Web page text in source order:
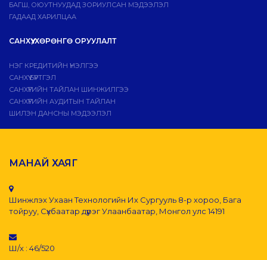
БАГШ, ОЮУТНУУДАД ЗОРИУЛСАН МЭДЭЭЛЭЛ
ГАДААД ХАРИЛЦАА
САНХҮҮ, ХӨРӨНГӨ ОРУУЛАЛТ
НЭГ КРЕДИТИЙН ҮНЭЛГЭЭ
САНХҮҮ БҮРТГЭЛ
САНХҮҮГИЙН ТАЙЛАН ШИНЖИЛГЭЭ
САНХҮҮГИЙН АУДИТЫН ТАЙЛАН
ШИЛЭН ДАНСНЫ МЭДЭЭЛЭЛ
МАНАЙ ХАЯГ
Шинжлэх Ухаан Технологийн Их Сургууль 8-р хороо, Бага
тойруу, Сүхбаатар дүүрэг Улаанбаатар, Монгол улс 14191
Ш/х : 46/520